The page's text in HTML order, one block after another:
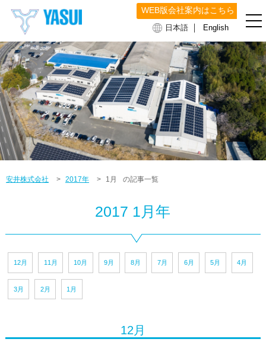
日本語 ｜ English
WEB版会社案内はこちら
安井株式会社 > 2017年 > 1月 の記事一覧
2017 1月年
12月 11月 10月 9月 8月 7月 6月 5月 4月
3月 2月 1月
12月